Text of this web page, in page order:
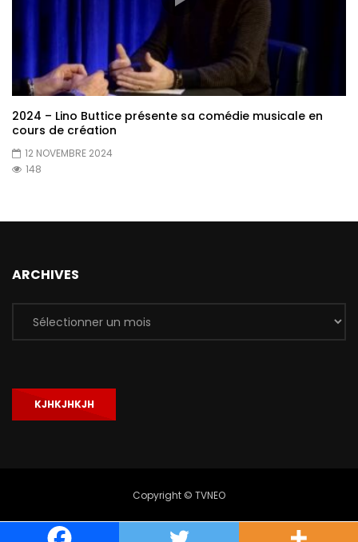
2024 – Lino Buttice présente sa comédie musicale en
cours de création
12 NOVEMBRE 2024
148
ARCHIVES
Archives
KJHKJHKJH
Copyright © TVNEO